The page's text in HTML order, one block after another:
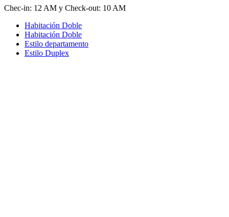
Chec-in: 12 AM y Check-out: 10 AM
Habitación Doble
Habitación Doble
Estilo departamento
Estilo Duplex